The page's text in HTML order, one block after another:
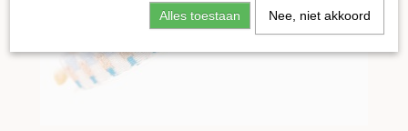
Alles toestaan Nee, niet akkoord